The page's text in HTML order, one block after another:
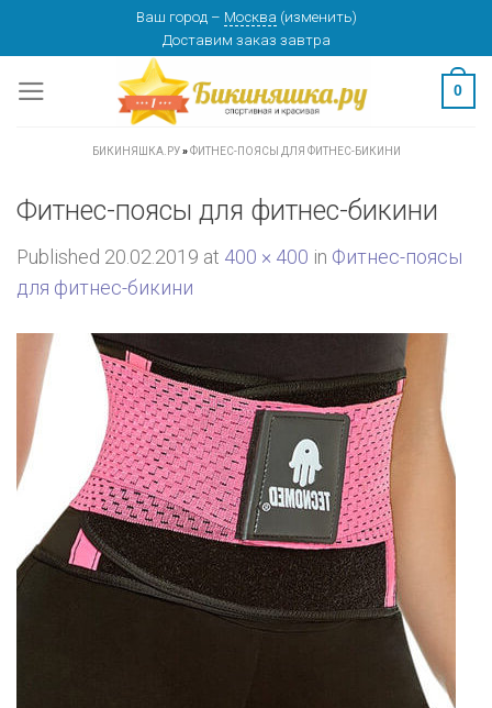
content
Ваш город – Москва (изменить)
Доставим заказ завтра
0
БИКИНЯШКА.РУ»ФИТНЕС-ПОЯСЫ ДЛЯ ФИТНЕС-БИКИНИ
Фитнес-поясы для фитнес-бикини
Published 20.02.2019 at 400 × 400 in Фитнес-поясы
для фитнес-бикини